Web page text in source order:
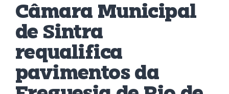
Notícias e Eventos
Espaço Cultural
Larger
Image
Câmara Municipal
de Sintra
requalifica
pavimentos da